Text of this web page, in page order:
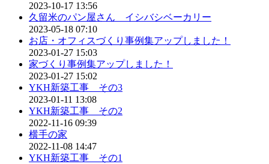
2023-10-17 13:56
久留米のパン屋さん イシバシベーカリー
2023-05-18 07:10
お店・オフィスづくり事例集アップしました！
2023-01-27 15:03
家づくり事例集アップしました！
2023-01-27 15:02
YKH新築工事 その3
2023-01-11 13:08
YKH新築工事 その2
2022-11-16 09:39
横手の家
2022-11-08 14:47
YKH新築工事 その1